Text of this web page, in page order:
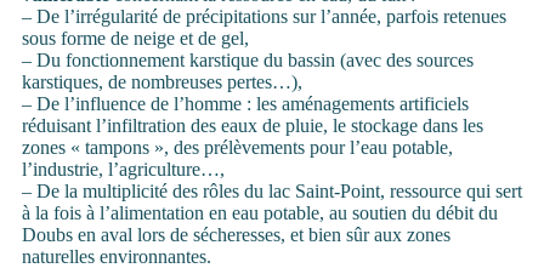
– De l’irrégularité de précipitations sur l’année, parfois retenues
sous forme de neige et de gel,
– Du fonctionnement karstique du bassin (avec des sources
karstiques, de nombreuses pertes…),
– De l’influence de l’homme : les aménagements artificiels
réduisant l’infiltration des eaux de pluie, le stockage dans les
zones « tampons », des prélèvements pour l’eau potable,
l’industrie, l’agriculture…,
– De la multiplicité des rôles du lac Saint-Point, ressource qui sert
à la fois à l’alimentation en eau potable, au soutien du débit du
Doubs en aval lors de sécheresses, et bien sûr aux zones
naturelles environnantes.